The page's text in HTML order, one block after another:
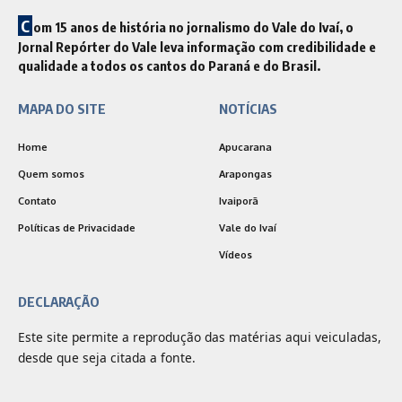
C om 15 anos de história no jornalismo do Vale do Ivaí, o
Jornal Repórter do Vale leva informação com credibilidade e
qualidade a todos os cantos do Paraná e do Brasil.
MAPA DO SITE
Home
Quem somos
Contato
Políticas de Privacidade
NOTÍCIAS
Apucarana
Arapongas
Ivaiporã
Vale do Ivaí
Vídeos
DECLARAÇÃO
Este site permite a reprodução das matérias aqui veiculadas,
desde que seja citada a fonte.